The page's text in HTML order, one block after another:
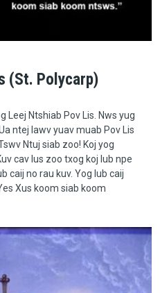
(St. Polycarp)
Leej Ntshiab Pov Lis. Nws yug
ntej lawv yuav muab Pov Lis
Ntuj siab zoo! Koj yog
cav lus zoo txog koj lub npe
caij no rau kuv. Yog lub caij
Xus koom siab koom